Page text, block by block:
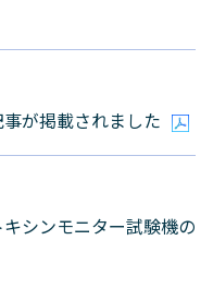
が掲載されました
シンモニター試験機の